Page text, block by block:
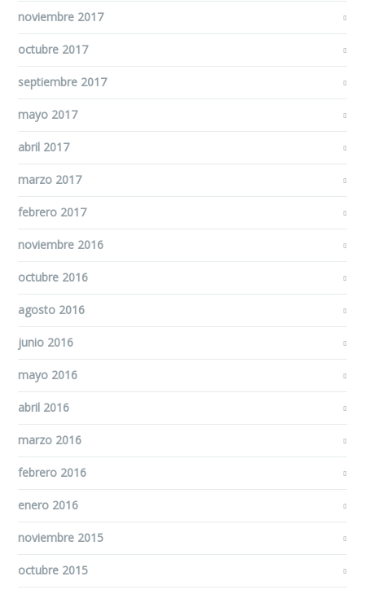
noviembre 2017
octubre 2017
septiembre 2017
mayo 2017
abril 2017
marzo 2017
febrero 2017
noviembre 2016
octubre 2016
agosto 2016
junio 2016
mayo 2016
abril 2016
marzo 2016
febrero 2016
enero 2016
noviembre 2015
octubre 2015